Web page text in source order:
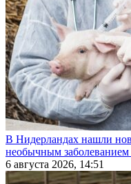
В Нидерландах нашли
необычным заболеванием
6 августа 2026, 14:51